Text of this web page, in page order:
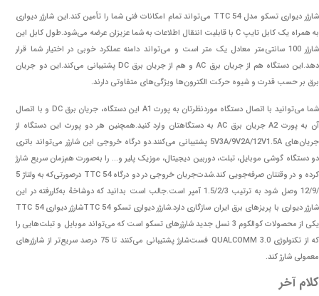
شارژر دیواری تسکو مدل TTC 54 می‌تواند تمام امکانات فنی شما را تأمین کند.این شارژر دیواری
به همراه یک کابل تایپ C با قابلیت انتقال اطلاعات به شما عزیزان عرضه می‌شود.طول کابل این
شارژر 100 سانتی‌متر معادل یک متر است و می‌تواند دامنه عملکرد خوبی در اختیار شما قرار
دهد.این دستگاه هم از جریان برق AC و هم از جریان برق DC پشتیبانی می‌کند.این دو جریان
برق بر حسب قدرت و شیوه حرکت الکترون‌ها ویژگی‌های متفاوتی دارند.
شما می‌توانید با اتصال دستگاه موردنظرتان به پورت A1 این دستگاه، جریان برق DC و با اتصال
آن به پورت A2 جریان برق AC به دستگاهتان وارد کنید.همچنین هر دو پورت این دستگاه از
جریان‌های 5V3A/9V2A/12V1.5A پشتیبانی می‌کنند.دو درگاه خروجی این شارژر می‌تواند باتری
دو دستگاه گوشی موبایل، تبلت، دوربین دیجیتال، موزیک ‌پلیر و… را به‌صورت هم‌زمان سریع شارژ
کرده و در وقتتان صرفه‌جویی کند.شدت‌جریان خروجی در دو درگاه TTC 54 درصورتی‌که به ولتاژ 5
/12/9 وصل شود به ترتیب 1.5/2/3 آمپر است.جالب است بدانید که دوشاخهٔ به‌کاررفته در این
شارژر دیواری با پریزهای برق ایران سازگاری دارد.شارژر دیواری تسکو TTC 54شارژر دیواری TTC 54
یکی از محصولات کوالکوم 3 نسل جدید شارژرهای تسکو است که می‌تواند موبایل و تبلت‌هایی را
که از تکنولوژی QUALCOMM 3.0 فست‌شارژ پشتیبانی می‌کنند تا 75 درصد سریع‌تر از شارژرهای
معمولی شارژ کند.
کلام آخر